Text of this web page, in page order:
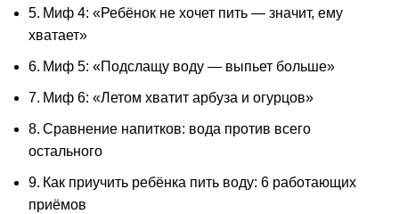
Миф 4: «Ребёнок не хочет пить — значит, ему
хватает»
Миф 5: «Подслащу воду — выпьет больше»
Миф 6: «Летом хватит арбуза и огурцов»
Сравнение напитков: вода против всего
остального
Как приучить ребёнка пить воду: 6 работающих
приёмов